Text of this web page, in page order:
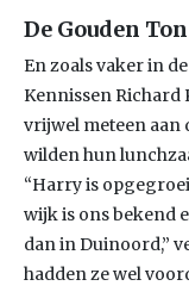
De Gouden Ton
En zoals vaker in
Kennissen Richard
vrijwel meteen aan
wilden hun
“Harry is
wijk is ons bekend
dan in Duinoord,”
hadden ze wel